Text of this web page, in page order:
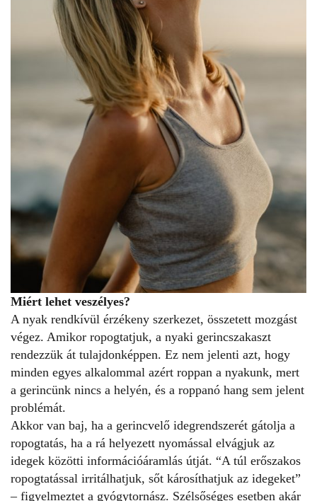
Miért lehet veszélyes?
A nyak rendkívül érzékeny szerkezet, összetett mozgást
végez. Amikor ropogtatjuk, a nyaki gerincszakaszt
rendezzük át tulajdonképpen. Ez nem jelenti azt, hogy
minden egyes alkalommal azért roppan a nyakunk, mert
a gerincünk nincs a helyén, és a roppanó hang sem jelent
problémát.
Akkor van baj, ha a gerincvelő idegrendszerét gátolja a
ropogtatás, ha a rá helyezett nyomással elvágjuk az
idegek közötti információáramlás útját. “A túl erőszakos
ropogtatással irritálhatjuk, sőt károsíthatjuk az idegeket”
– figyelmeztet a gyógytornász. Szélsőséges esetben akár